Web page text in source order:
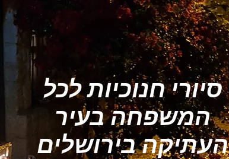
סיורי חנוכיות לכל
המשפחה בעיר
העתיקה בירושלים